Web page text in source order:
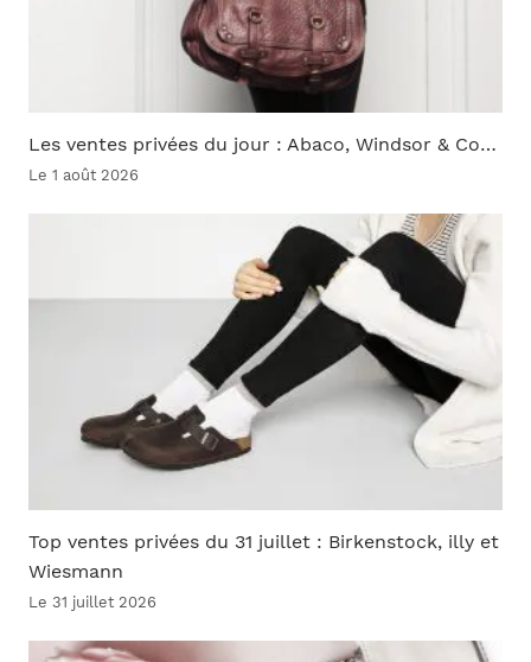
Les ventes privées du jour : Abaco, Windsor & Co…
Le 1 août 2026
Top ventes privées du 31 juillet : Birkenstock, illy et
Wiesmann
Le 31 juillet 2026